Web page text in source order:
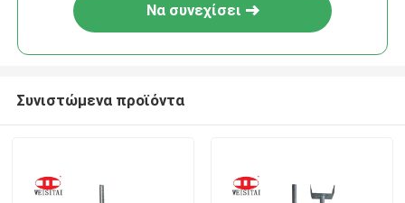
Να συνεχίσει
Συνιστώμενα προϊόντα